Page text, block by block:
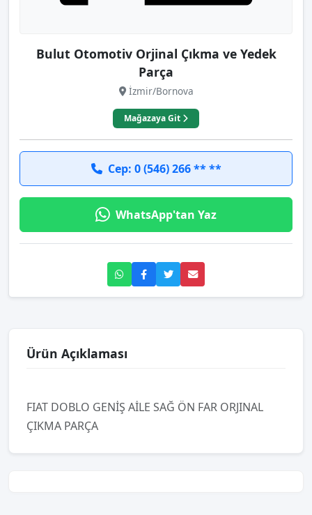
Bulut Otomotiv Orjinal Çıkma ve Yedek
Parça
İzmir/Bornova
Mağazaya Git
Cep: 0 (546) 266 ** **
WhatsApp'tan Yaz
Ürün Açıklaması
FIAT DOBLO GENİŞ AİLE SAĞ ÖN FAR ORJINAL
ÇIKMA PARÇA